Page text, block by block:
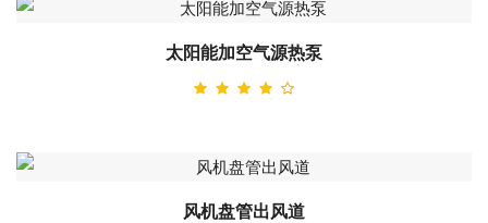
太阳能加空气源热泵
风机盘管出风道